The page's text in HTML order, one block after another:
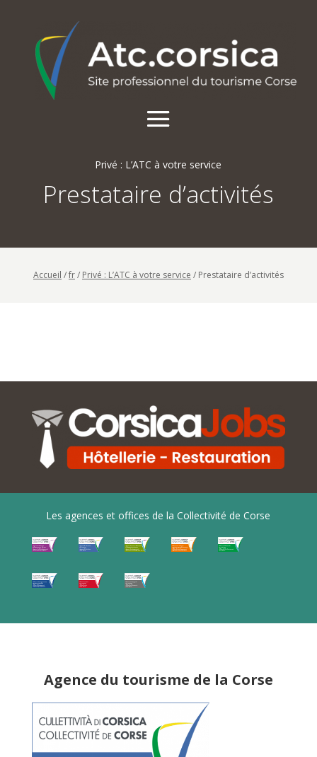
Privé : L’ATC à votre service
Prestataire d’activités
Accueil /fr/ Privé : L’ATC à votre service / Prestataire d’activités
Les agences et offices de la Collectivité de Corse
Agence du tourisme de la Corse